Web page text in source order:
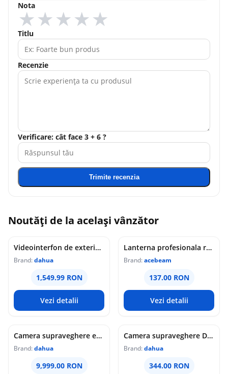
Nota
★
★
★
★
★
Titlu
Recenzie
Verificare: cât face 3 + 6 ?
Trimite recenzia
Noutăți de la același vânzător
Videointerfon de exterior IP WiFi Dahua VTO6631QB-WP, 2MP, ecran 5 inch, acces prin PIN/recunoastere faciala/card/Bluetooth, slot card, microfon/difuzor, PoE
Brand:dahua
1,549.99 RON
Vezi detalii
Lanterna profesionala reincarcabila Acebeam Pokelit AA, 1000 lumeni, 105 m, gri
Brand:acebeam
137.00 RON
Vezi detalii
Camera supraveghere exterior analogica Dome cu iluminare duala Dahua HAC-HDW1549X-IL-A-PRO-0360B-DIP, 5 MP, 2.8 mm, IR/lumina calda 50 m, microfon dublu
Brand:dahua
9,999.00 RON
Camera supraveghere Dome analogica Dahua WizColor HAC-HDW1549X-A-PRO-0360B-DIP, 5 MP, 3.6 mm, lumina calda 50 m, microfon dublu
Brand:dahua
344.00 RON